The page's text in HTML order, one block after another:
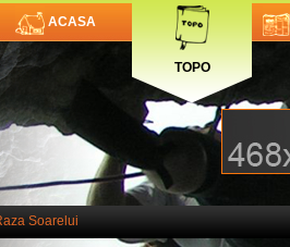
TOPO
ACASA
Soarelui